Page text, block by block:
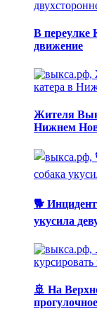
В переулке
движение
Жителя
Нижнем
🐕
укусила
🚢 На